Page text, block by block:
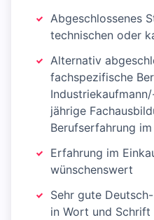
Abgeschlossenes
technischen oder
Alternativ
fachspezifische
jährige
Berufserfahrung
Erfahrung im
wünschenswert
Sehr gute
in Wort und Schrift